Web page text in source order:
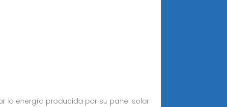
la energía producida por su panel solar